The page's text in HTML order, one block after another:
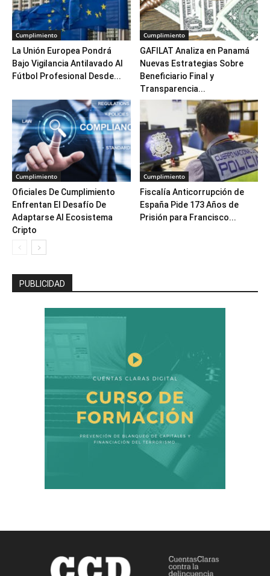
Cumplimiento
La Unión Europea Pondrá
Bajo Vigilancia Antilavado Al
Fútbol Profesional Desde...
Cumplimiento
GAFILAT Analiza en Panamá
Nuevas Estrategias Sobre
Beneficiario Final y
Transparencia...
Cumplimiento
Oficiales De Cumplimiento
Enfrentan El Desafío De
Adaptarse Al Ecosistema
Cripto
Cumplimiento
Fiscalía Anticorrupción de
España Pide 173 Años de
Prisión para Francisco...
PUBLICIDAD